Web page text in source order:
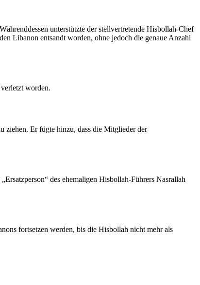
unterstützte der stellvertretende Hisbollah-Chef
Libanon entsandt worden, ohne jedoch die genaue Anzahl
worden.
ziehen. Er fügte hinzu, dass die Mitglieder der
des ehemaligen Hisbollah-Führers Nasrallah
fortsetzen werden, bis die Hisbollah nicht mehr als